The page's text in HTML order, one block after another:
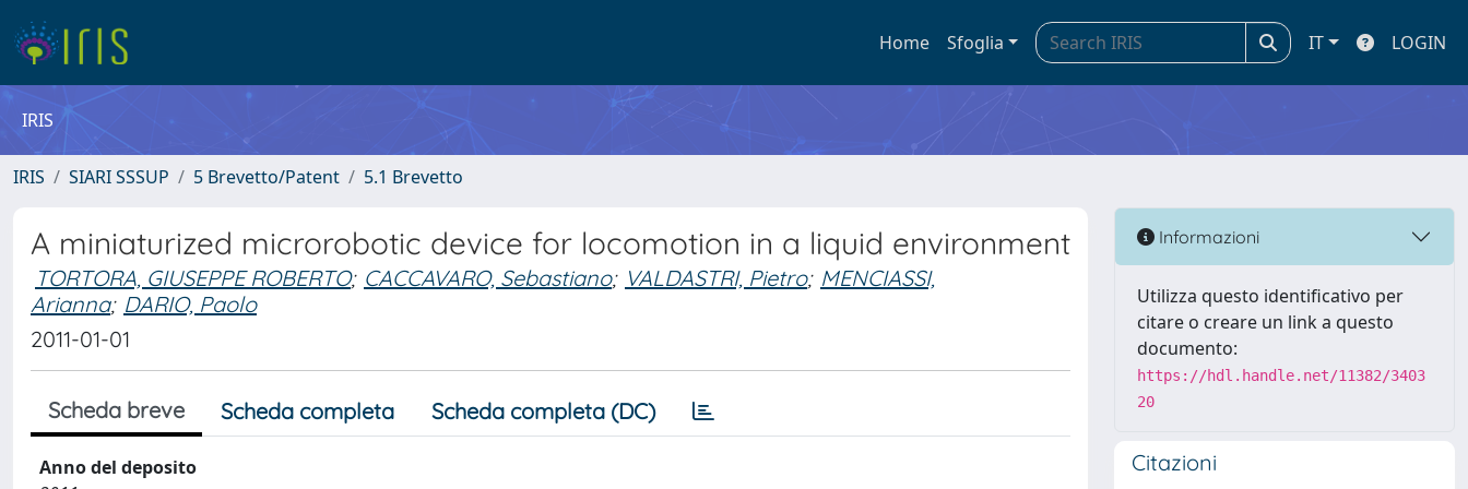
Home Sfoglia IT LOGIN
IRIS
IRIS SIARI SSSUP 5 Brevetto/Patent 5.1 Brevetto
A miniaturized microrobotic device for locomotion in a liquid environment
TORTORA, GIUSEPPE ROBERTO; CACCAVARO, Sebastiano; VALDASTRI, Pietro; MENCIASSI,
Arianna; DARIO, Paolo
2011-01-01
Scheda breve Scheda completa Scheda completa (DC)
Anno del deposito
Informazioni
Utilizza questo identificativo per
citare o creare un link a questo
documento:
https://hdl.handle.net/11382/3403
20
Citazioni